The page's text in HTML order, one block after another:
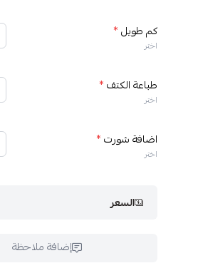
كم طويل*
اختر
طباعة الكتف*
اختر
اضافة شورت*
اختر
السعر
إضافة ملاحظة